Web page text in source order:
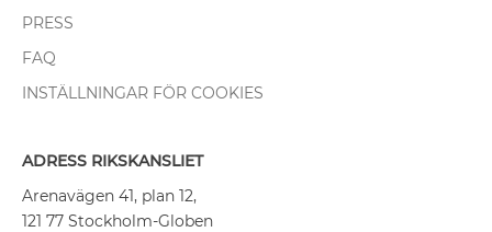
PRESS
FAQ
INSTÄLLNINGAR FÖR COOKIES
ADRESS RIKSKANSLIET
Arenavägen 41, plan 12,
121 77 Stockholm-Globen